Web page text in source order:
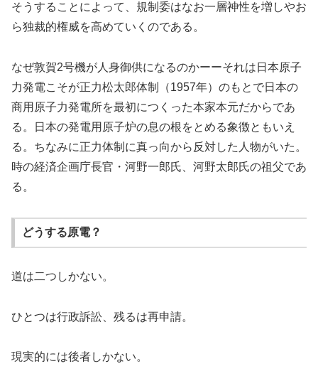
そうすることによって、規制委はなお一層神性を増しやお
ら独裁的権威を高めていくのである。
なぜ敦賀2号機が人身御供になるのかーーそれは日本原子
力発電こそが正力松太郎体制（1957年）のもとで日本の
商用原子力発電所を最初につくった本家本元だからであ
る。日本の発電用原子炉の息の根をとめる象徴ともいえ
る。ちなみに正力体制に真っ向から反対した人物がいた。
時の経済企画庁長官・河野一郎氏、河野太郎氏の祖父であ
る。
どうする原電？
道は二つしかない。
ひとつは行政訴訟、残るは再申請。
現実的には後者しかない。